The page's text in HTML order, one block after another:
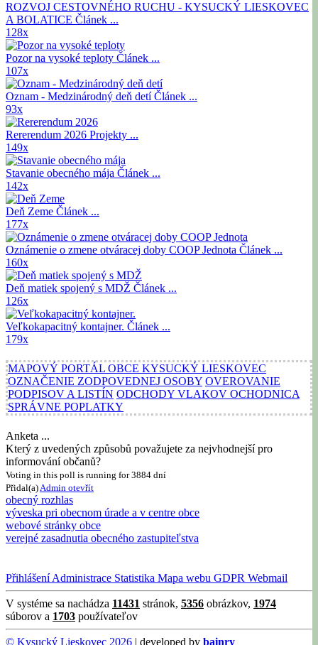
ROZVOJ CESTOVNÉHO RUCHU - KYSUCKÝ LIESKOVEC
A BOLATICE Článek ...
128x
Pozor na vysoké teploty Článek ...
107x
Oznam - Medzinárodný deň detíČlánek ...
93x
Rererendum 2026 Projekty ...
149x
Stavanie obecného mája Článek ...
142x
Deň Zeme Článek ...
177x
Oznámenie o zmene otváracej doby COOP Jednota Článek ...
160x
Deň matiek spojený s MDŽ Článek ...
126x
Veľkokapacitný kontajner. Článek ...
179x
MAPOVÝ PORTÁL OBCE KYSUCKÝ LIESKOVEC
OZNAČENIE ZODPOVEDNEJ OSOBY OVEROVANIE
PODPISOV A LISTÍN ODCHODY VLAKOV OCHODNICA
SPRÁVNE POPLATKY
Anketa ...
Který z uvedených způsobů považujete za nejvhodnejší pro
informování občanů?
Voting in this poll is running for 3884 dní
Přidal(a)Admin otevřít
obecný rozhlas
výveska pri obecnom úrade a v centre obce
webové stránky obce
verejné zasadnutia obecného zastupiteľstva
PřihlášeníAdministrace Statistika Mapa webu GDPR Webmail
V systéme sa nachádza 11431 stránok, 5356 obrázkov, 1974
súborov a 1703 používateľov
© Kysucký Lieskovec 2026 | developed by bainry